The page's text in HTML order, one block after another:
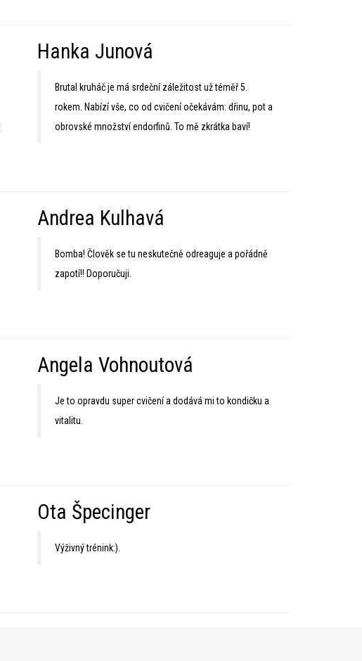
Hanka Junová
Brutal kruháč je má srdeční záležitost už téměř 5.
rokem. Nabízí vše, co od cvičení očekávám: dřinu, pot a
obrovské množství endorfinů. To mě zkrátka baví!
Andrea Kulhavá
Bomba! Člověk se tu neskutečně odreaguje a pořádně
zapotí!! Doporučuji.
Angela Vohnoutová
Je to opravdu super cvičení a dodává mi to kondičku a
vitalitu.
Ota Špecinger
Výživný trénink:).